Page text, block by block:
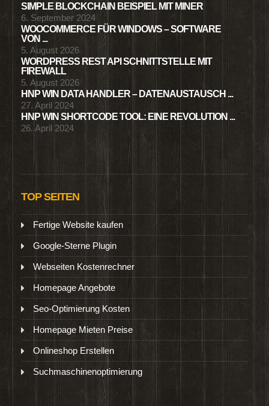
SIMPLE BLOCKCHAIN BEISPIEL MIT MINER
6. September 2024
WOOCOMMERCE FÜR WINDOWS – SOFTWARE
VON ...
5. August 2026
WORDPRESS REST API SCHNITTSTELLE MIT
FIREWALL
5. August 2026
HNP WIN DATA HANDLER – DATENAUSTAUSCH ...
27. April 2024
HNP WIN SHORTCODE TOOL: EINE REVOLUTION ...
26. April 2024
TOP SEITEN
Fertige Website kaufen
Google-Sterne Plugin
Webseiten Kostenrechner
Homepage Angebote
Seo-Optimierung Kosten
Homepage Mieten Preise
Onlineshop Erstellen
Suchmaschinenoptimierung